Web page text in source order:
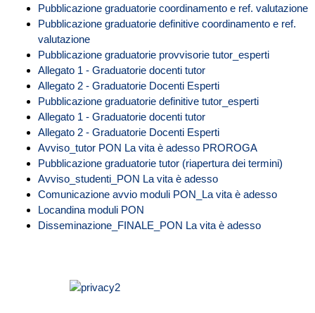
Pubblicazione graduatorie coordinamento e ref. valutazione
Pubblicazione graduatorie definitive coordinamento e ref.
valutazione
Pubblicazione graduatorie provvisorie tutor_esperti
Allegato 1 - Graduatorie docenti tutor
Allegato 2 - Graduatorie Docenti Esperti
Pubblicazione graduatorie definitive tutor_esperti
Allegato 1 - Graduatorie docenti tutor
Allegato 2 - Graduatorie Docenti Esperti
Avviso_tutor PON La vita è adesso PROROGA
Pubblicazione graduatorie tutor (riapertura dei termini)
Avviso_studenti_PON La vita è adesso
Comunicazione avvio moduli PON_La vita è adesso
Locandina moduli PON
Disseminazione_FINALE_PON La vita è adesso